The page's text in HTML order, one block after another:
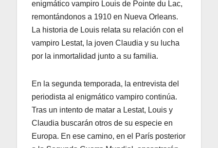
enigmático vampiro Louis de Pointe du Lac,
remontándonos a 1910 en Nueva Orleans.
La historia de Louis relata su relación con el
vampiro Lestat, la joven Claudia y su lucha
por la inmortalidad junto a su familia.
En la segunda temporada, la entrevista del
periodista al enigmático vampiro continúa.
Tras un intento de matar a Lestat, Louis y
Claudia buscarán otros de su especie en
Europa. En ese camino, en el París posterior